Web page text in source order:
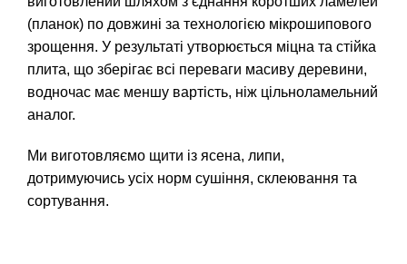
(планок) по довжині за технологією мікрошипового
зрощення. У результаті утворюється міцна та стійка
плита, що зберігає всі переваги масиву деревини,
водночас має меншу вартість, ніж цільноламельний
аналог.
Ми виготовляємо щити із ясена, липи,
дотримуючись усіх норм сушіння, склеювання та
сортування.